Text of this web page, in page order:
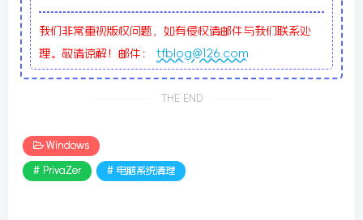
我们非常重视版权问题，如有侵权请邮件与我们联系处
理。敬请谅解！邮件： tfblog@126.com
THE END
Windows
# PrivaZer # 电脑系统清理